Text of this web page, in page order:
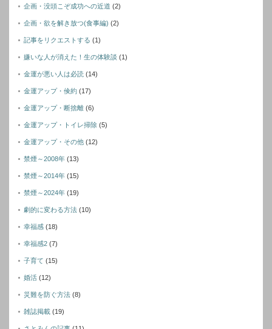
企画・没頭こぞ成功への近道 (2)
企画・欲を解き放つ(食事編) (2)
記事をリクエストする (1)
嫌いな人が消えた！生の体験談 (1)
金運が悪い人は必読 (14)
金運アップ・倹約 (17)
金運アップ・断捨離 (6)
金運アップ・トイレ掃除 (5)
金運アップ・その他 (12)
禁煙～2008年 (13)
禁煙～2014年 (15)
禁煙～2024年 (19)
劇的に変わる方法 (10)
幸福感 (18)
幸福感2 (7)
子育て (15)
婚活 (12)
災難を防ぐ方法 (8)
雑誌掲載 (19)